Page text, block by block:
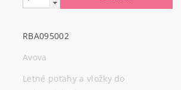
RBA095002
Avova
Letné poťahy a vložky do